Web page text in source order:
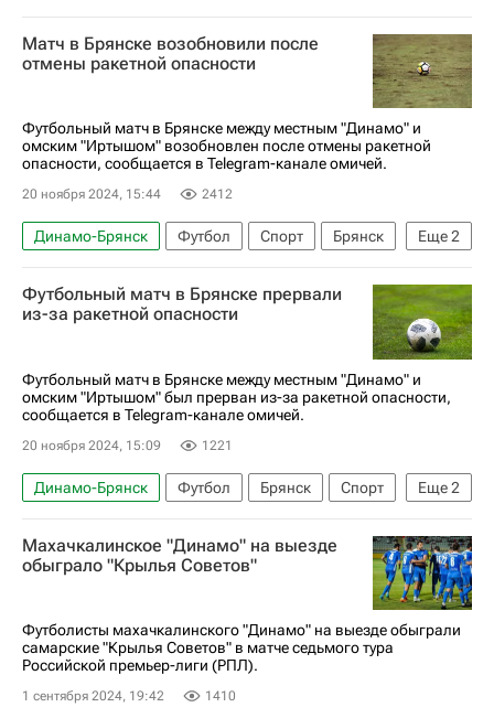
Динамо (Махачкала)
РПЛ 2026-2027 (Чемпионат России по футболу)
Матч в Брянске возобновили после
отмены ракетной опасности
Футбольный матч в Брянске между местным "Динамо" и
омским "Иртышом" возобновлен после отмены ракетной
опасности, сообщается в Telegram-канале омичей.
20 ноября 2024, 15:44 2412
Еще2
Динамо-Брянск Футбол Спорт
Брянск
Иртыш (Омск)
Вокруг спорта
Футбольный матч в Брянске прервали
из-за ракетной опасности
Футбольный матч в Брянске между местным "Динамо" и
омским "Иртышом" был прерван из-за ракетной опасности,
сообщается в Telegram-канале омичей.
20 ноября 2024, 15:09 1221
Еще2
Динамо-Брянск Футбол Брянск
Спорт
Вокруг спорта
Иртыш (Омск)
Махачкалинское "Динамо" на выезде
обыграло "Крылья Советов"
Футболисты махачкалинского "Динамо" на выезде обыграли
самарские "Крылья Советов" в матче седьмого тура
Российской премьер-лиги (РПЛ).
1 сентября 2024, 19:42 1410